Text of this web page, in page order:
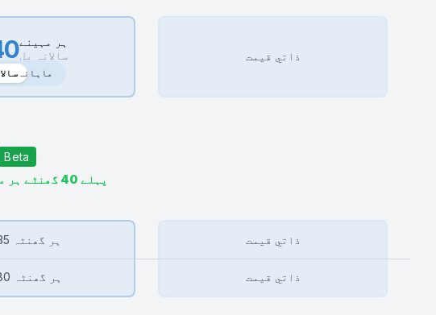
ہر مہینے
سالانہ بل
ماہانہ
ذاتي قیمت
پہلے 40 گھنٹے ہر مہینے مفت ہیں
ہر گھنٹہ ذاتي قیمت
ہر گھنٹہ ذاتي قیمت